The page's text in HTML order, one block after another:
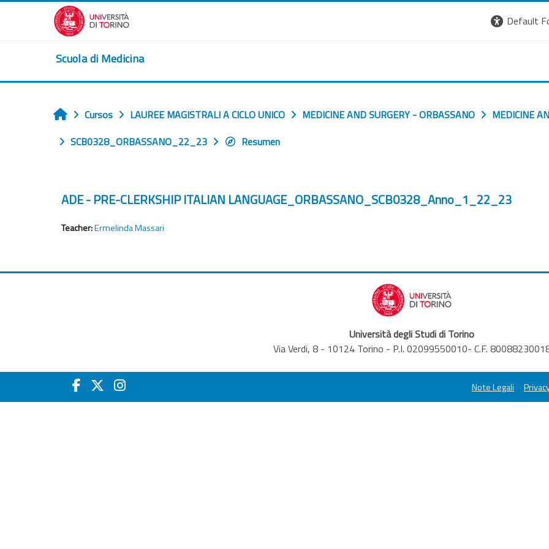
Salta al contenido principal
Default
Scuola di Medicina
Inicio
Cursos LAUREE MAGISTRALI A CICLO UNICO MEDICINE AND SURGERY - ORBASSANO MEDICINE
SCB0328_ORBASSANO_22_23
Resumen
ADE - PRE-CLERKSHIP ITALIAN LANGUAGE_ORBASSANO_SCB0328_Anno_1_22_23
Teacher:Ermelinda Massari
Università degli Studi di Torino
Via Verdi, 8 - 10124 Torino - P.I. 02099550010- C.F.
Note Legali